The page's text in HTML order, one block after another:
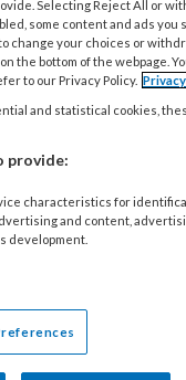
Log dan in
Selecting Reject All or
some content and ads you
change your choices or
the bottom of the webpage.
to our Privacy Policy.
and statistical cookies,
provide:
characteristics for
and content,
development.